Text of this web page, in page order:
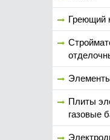
Греющий
Плиты
газовые